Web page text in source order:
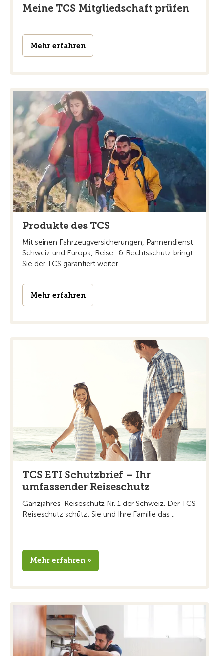
Meine TCS Mitgliedschaft prüfen
Mehr erfahren
Produkte des TCS
Mit seinen Fahrzeugversicherungen, Pannendienst
Schweiz und Europa, Reise- & Rechtsschutz bringt
Sie der TCS garantiert weiter.
Mehr erfahren
TCS ETI Schutzbrief – Ihr
umfassender Reiseschutz
Ganzjahres-Reiseschutz Nr. 1 der Schweiz. Der TCS
Reiseschutz schützt Sie und Ihre Familie das ...
Mehr erfahren »